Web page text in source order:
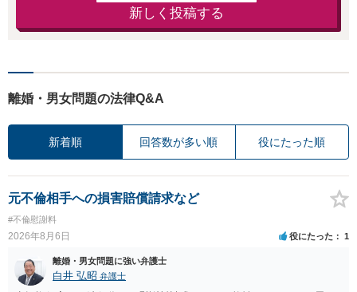
新しく投稿する
離婚・男女問題の法律Q&A
新着順 回答数が多い順 役にたった順
元不倫相手への損害賠償請求など
#不倫慰謝料
2026年8月6日 役にたった 1
離婚・男女問題に強い弁護士
白井 弘昭 弁護士